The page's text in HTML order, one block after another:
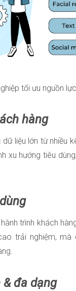
tối ưu nguồn
hàng
liệu lớn từ nhiều
xu hướng tiêu
trình khách
trải nghiệm,
đa dạng